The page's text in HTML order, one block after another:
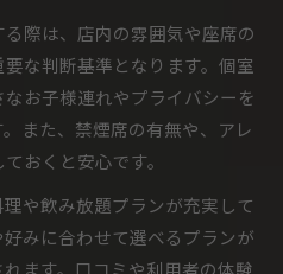
際は、店内の雰囲気や座席の
な判断基準となります。個室
お子様連れやプライバシーを
また、禁煙席の有無や、アレ
おくと安心です。
や飲み放題プランが充実して
みに合わせて選べるプランが
ます。口コミや利用者の体験